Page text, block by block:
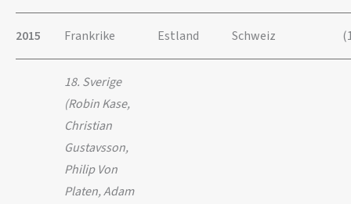
2015 Frankrike Estland Schweiz
18. Sverige
(Robin Kase,
Christian
Gustavsson,
Philip Von
Platen, Adam